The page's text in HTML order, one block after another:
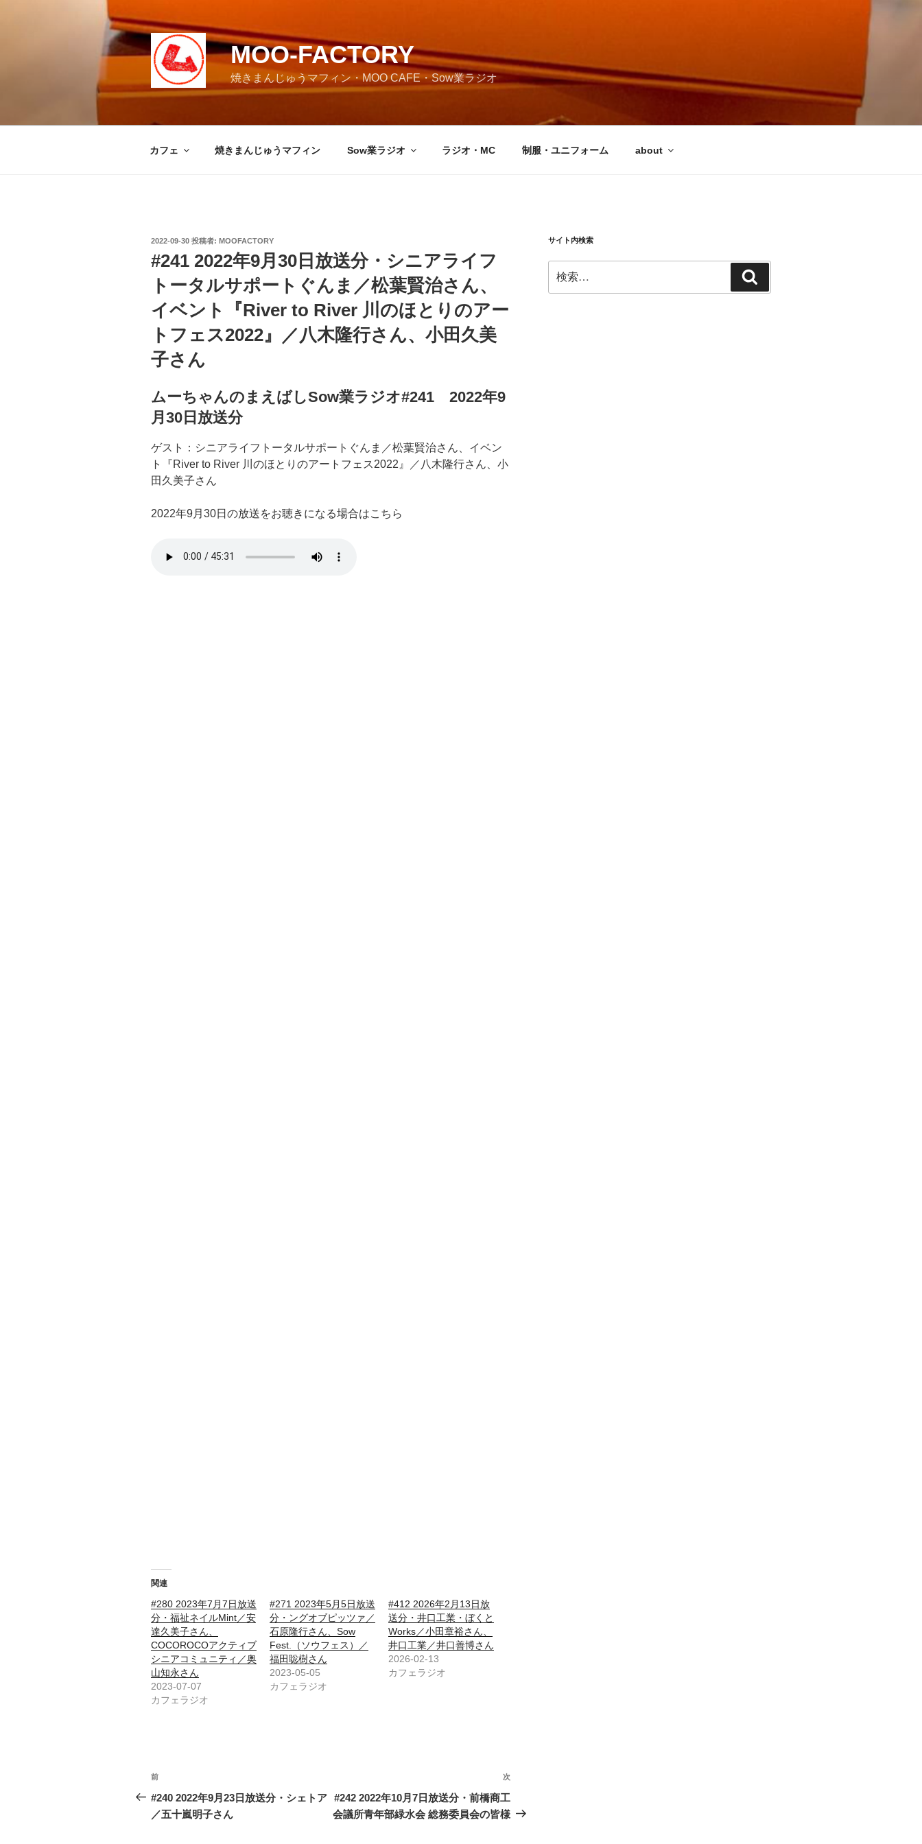
キ
MOO-FACTORY
焼きまんじゅうマフィン・MOO CAFE・Sow業ラジオ
カフェ 焼きまんじゅうマフィン Sow業ラジオ ラジオ・MC 制服・ユニフォーム about
投
日:
2022-09-30 投稿者: MOOFACTORY
#241 2022年9月30日放送分・シニアライフ
トータルサポートぐんま／松葉賢治さん、
イベント『River to River 川のほとりのアー
トフェス2022』／八木隆行さん、小田久美
子さん
ムーちゃんのまえばしSow業ラジオ#241 2022年9
月30日放送分
ゲスト：シニアライフトータルサポートぐんま／松葉賢治さん、イベン
ト『River to River 川のほとりのアートフェス2022』／八木隆行さん、小
田久美子さん
2022年9月30日の放送をお聴きになる場合はこちら
関連
#280 2023年7月7日放送
分・福祉ネイルMint／安
達久美子さん、
COCOROCOアクティブ
シニアコミュニティ／奥
山知永さん
2023-07-07
カフェラジオ
#271 2023年5月5日放送
分・ングオブピッツァ／
石原隆行さん、Sow
Fest.（ソウフェス）／
福田聡樹さん
2023-05-05
カフェラジオ
#412 2026年2月13日放
送分・井口工業・ぼくと
Works／小田章裕さん、
井口工業／井口善博さん
2026-02-13
カフェラジオ
投
稿
ナ
前
の
投
前
#240 2022年9月23日放送分・シェトア
／五十嵐明子さん
次
投
次
#242 2022年10月7日放送分・前橋商工
会議所青年部緑水会 総務委員会の皆様
サイト内検索
索:
索